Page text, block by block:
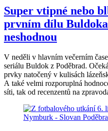
Super vtipné nebo
prvním dílu
neshodnou
V neděli v hlavním večerním
seriálu Buldok z Poděbrad.
prvky natočený v kulisách
A také velmi rozporuplná
síti, tak od recenzentů na